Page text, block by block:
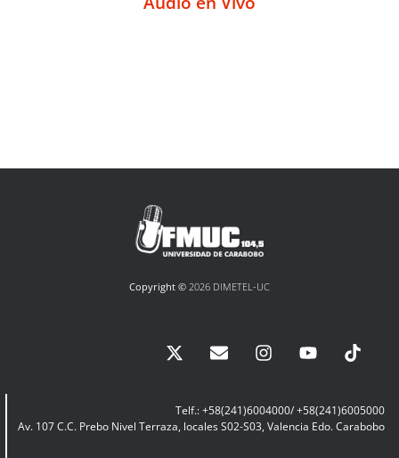
Copyright © 2026 DIMETEL-UC
Telf.: +58(241)6004000/ +58(241)6005000
Av. 107 C.C. Prebo Nivel Terraza, locales S02-S03, Valencia Edo. Carabobo